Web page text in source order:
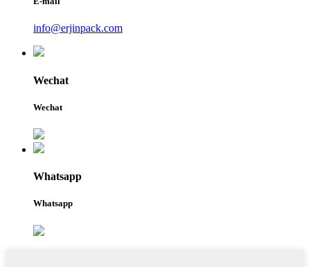
info@erjinpack.com
Wechat
Wechat
Whatsapp
Whatsapp